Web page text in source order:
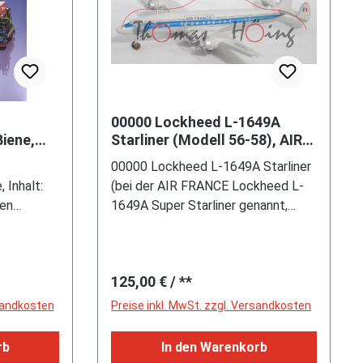
1.
Inhalt:
und
&
00000 Lockheed L-1649A
Starliner (Modell 56-58), AIR
FRANCE / F-ACKA, Propeller
silber, SIKU, 1:250
00000 Lockheed L-1649A Starliner
(bei der AIR FRANCE Lockheed L-
1649A Super Starliner genannt,
Besatzung: 5 Personen (Pilot und
Copilot sowie Flugingenieur und 2
Passagiere, FAA TCDS (Federal
Regulärer Preis:
125,00 € / **
Preise inkl. MwSt. zzgl. Versandkosten
In den Warenkorb